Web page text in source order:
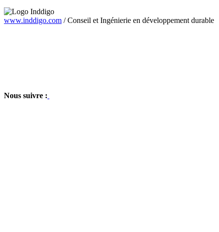
www.inddigo.com /Conseil et Ingénierie en développement durable
Nous suivre :